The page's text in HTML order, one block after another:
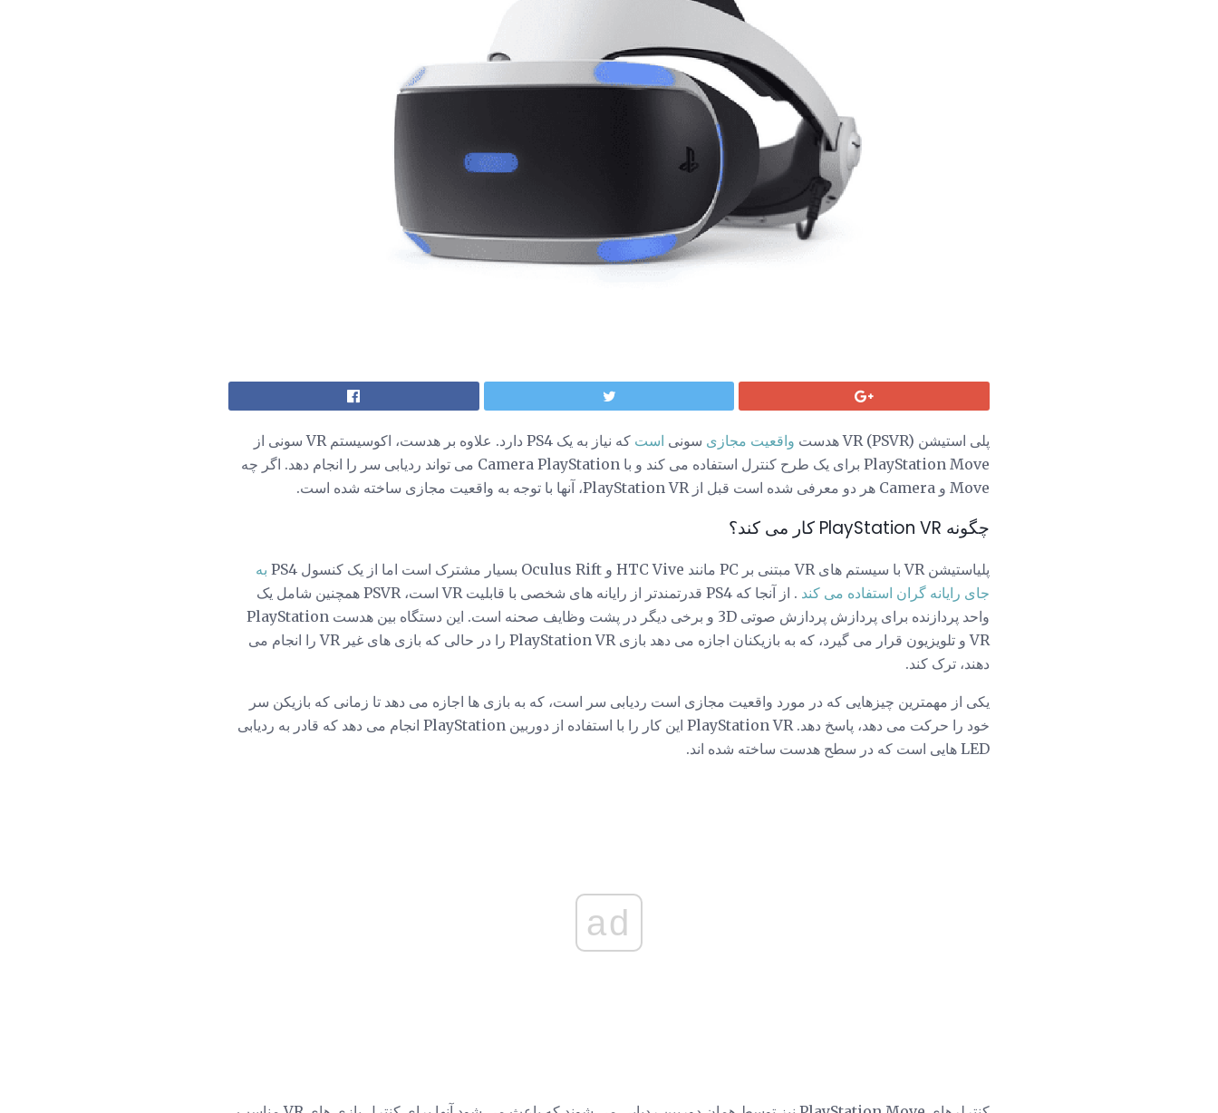
پلی استیشن VR (PSVR) هدست واقعیت مجازی سونی است
که نیاز به یک PS4 دارد. علاوه بر هدست، اکوسیستم VR سونی از
PlayStation Move برای یک طرح کنترل استفاده می کند و با Camera PlayStation می تواند ردیابی سر را انجام دهد. اگر چه
Move و Camera هر دو معرفی شده است قبل از PlayStation VR، آنها با توجه به واقعیت مجازی ساخته شده است.
چگونه PlayStation VR کار می کند؟
پلیاستیشن VR با سیستم های VR مبتنی بر PC مانند HTC Vive و Oculus Rift بسیار مشترک است اما از یک کنسول PS4
به
جای رایانه گران استفاده می کند
. از آنجا که PS4 قدرتمندتر از رایانه های شخصی با قابلیت VR است، PSVR همچنین شامل یک
واحد پردازنده برای پردازش پردازش صوتی 3D و برخی دیگر در پشت وظایف صحنه است. این دستگاه بین هدست PlayStation
VR و تلویزیون قرار می گیرد، که به بازیکنان اجازه می دهد بازی PlayStation VR را در حالی که بازی های غیر VR را انجام می
دهند، ترک کند.
یکی از مهمترین چیزهایی که در مورد واقعیت مجازی است ردیابی سر است، که به بازی ها اجازه می دهد تا زمانی که بازیکن سر
خود را حرکت می دهد، پاسخ دهد. PlayStation VR این کار را با استفاده از دوربین PlayStation انجام می دهد که قادر به ردیابی
LED هایی است که در سطح هدست ساخته شده اند.
ad